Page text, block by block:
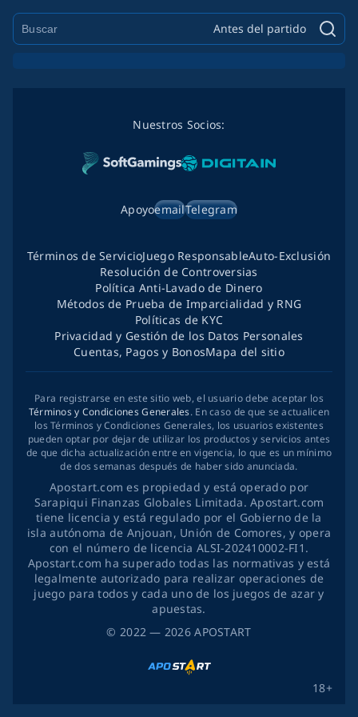
Antes del partido
© 2022 — 2026APOSTART
Nuestros Socios:
ApoyoemailTelegram
18+
Términos de ServicioJuego ResponsableAuto-Exclusión
Resolución de Controversias
Política Anti-Lavado de Dinero
Métodos de Prueba de Imparcialidad y RNG
Políticas de KYC
Privacidad y Gestión de los Datos Personales
Cuentas, Pagos y BonosMapa del sitio
Para registrarse en este sitio web, el usuario debe aceptar los
Términos y Condiciones Generales. En caso de que se actualicen
los Términos y Condiciones Generales, los usuarios existentes
pueden optar por dejar de utilizar los productos y servicios antes
de que dicha actualización entre en vigencia, lo que es un mínimo
de dos semanas después de haber sido anunciada.
Apostart.com es propiedad y está operado por
Sarapiqui Finanzas Globales Limitada. Apostart.com
tiene licencia y está regulado por el Gobierno de la
isla autónoma de Anjouan, Unión de Comores, y opera
con el número de licencia ALSI-202410002-FI1.
Apostart.com ha superado todas las normativas y está
legalmente autorizado para realizar operaciones de
juego para todos y cada uno de los juegos de azar y
apuestas.